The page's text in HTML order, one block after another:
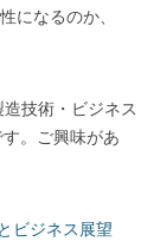
になるのか、
技術・ビジネス
。ご興味があ
ビジネス展望